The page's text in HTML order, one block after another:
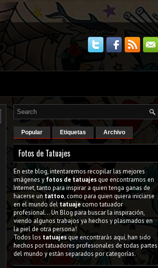
Popular Etiquetas Archivo
Fotos de Tatuajes
En este blog, intentaremos recopilar las mejores
imágenes y fotos de tatuajesque encontramos en
Internet, tanto para inspirar a quien tenga ganas de
hacerse un tattoo, como para quien quiera iniciarse
en el mundo del tatuajecomo tatuador
profesional... Un Blog para buscar la inspiración,
viendo algunos trabajos ya hechos y plasmados en
la piel de otra persona!
Todos los tatuajesque encontrarás aquí, han sido
hechos por tatuadores profesionales de todas partes
del mundo y están separados por categorías.